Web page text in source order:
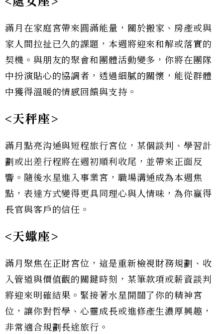
滿月在家庭宮帶來圓滿能量，關於搬家、房產或與
家人間拉扯已久的課題，本週將迎來和解或落實的
契機。與朋友的聚會和團體活動變多，你將在團隊
中扮演貼心的協調者，透過細膩的關懷，能從群體
中獲得溫暖的情感回饋與支持。
<天秤座>
滿月點亮沟通與短程旅行宮位，某個談判、學習計
劃或出差行程將在週初順利收尾，並帶來正面反
響。隨後水星進入事業宮，職場溝通成為本週焦
點，表達方式變得更具同理心與人情味，為你贏得
長官與客戶的信任。
<天蠍座>
滿月聚焦在正財宮位，這是重新檢視財務規劃、收
入管道與價值觀的關鍵時刻，某筆款項或薪資談判
將迎來明確結果。緊接著水星開闊了你的精神宮
位，讓你對哲學、心靈成長或進修產生濃厚興趣，
非常適合規劃長途旅行。